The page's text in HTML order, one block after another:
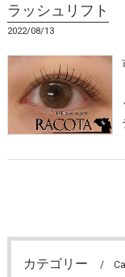
ラッシュリフト
2022/08/13
カテゴリー